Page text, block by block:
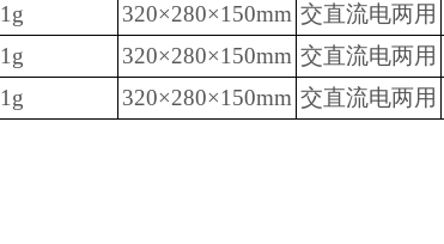
1g 320×280×150mm 交直流电两用
1g 320×280×150mm 交直流电两用
1g 320×280×150mm 交直流电两用